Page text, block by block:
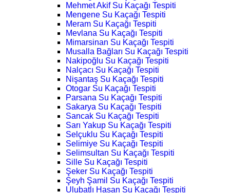
Mehmet Akif Su Kaçağı Tespiti
Mengene Su Kaçağı Tespiti
Meram Su Kaçağı Tespiti
Mevlana Su Kaçağı Tespiti
Mimarsinan Su Kaçağı Tespiti
Musalla Bağları Su Kaçağı Tespiti
Nakipoğlu Su Kaçağı Tespiti
Nalçacı Su Kaçağı Tespiti
Nişantaş Su Kaçağı Tespiti
Otogar Su Kaçağı Tespiti
Parsana Su Kaçağı Tespiti
Sakarya Su Kaçağı Tespiti
Sancak Su Kaçağı Tespiti
Sarı Yakup Su Kaçağı Tespiti
Selçuklu Su Kaçağı Tespiti
Selimiye Su Kaçağı Tespiti
Selimsultan Su Kaçağı Tespiti
Sille Su Kaçağı Tespiti
Şeker Su Kaçağı Tespiti
Şeyh Şamil Su Kaçağı Tespiti
Ulubatlı Hasan Su Kaçağı Tespiti